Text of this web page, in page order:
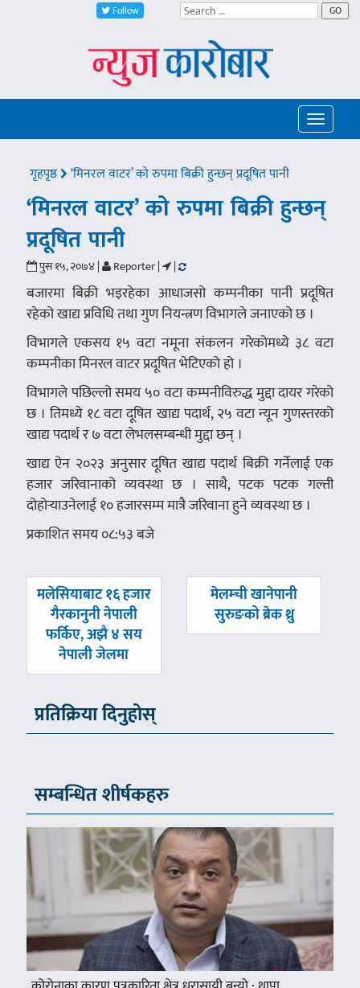
Follow GO
Toggle
गृहपृष्ठ ‘मिनरल वाटर’ को रुपमा बिक्री हुन्छन् प्रदूषित पानी
‘मिनरल वाटर’ को रुपमा बिक्री हुन्छन्
प्रदूषित पानी
पुस १५, २०७४ | Reporter | |
बजारमा बिक्री भइरहेका आधाजसो कम्पनीका पानी प्रदूषित
रहेको खाद्य प्रविधि तथा गुण नियन्त्रण विभागले जनाएको छ ।
विभागले एकसय १५ वटा नमूना संकलन गरेकोमध्ये ३८ वटा
कम्पनीका मिनरल वाटर प्रदूषित भेटिएको हो ।
विभागले पछिल्लो समय ५० वटा कम्पनीविरुद्ध मुद्दा दायर गरेको
छ । तिमध्ये १८ वटा दूषित खाद्य पदार्थ, २५ वटा न्यून गुणस्तरको
खाद्य पदार्थ र ७ वटा लेभलसम्बन्धी मुद्दा छन् ।
खाद्य ऐन २०२३ अनुसार दूषित खाद्य पदार्थ बिक्री गर्नेलाई एक
हजार जरिवानाको व्यवस्था छ । साथै, पटक पटक गल्ती
दोहोर्‍याउनेलाई १० हजारसम्म मात्रै जरिवाना हुने व्यवस्था छ ।
प्रकाशित समय ०८:५३ बजे
पछिल्लाे
मलेसियाबाट १६ हजार
गैरकानुनी नेपाली
फर्किए, अझै ४ सय
नेपाली जेलमा
अघिल्लाे
मेलम्ची खानेपानी
सुरुङको ब्रेक थ्रु
प्रतिक्रिया दिनुहोस्
सम्बन्धित शीर्षकहरु